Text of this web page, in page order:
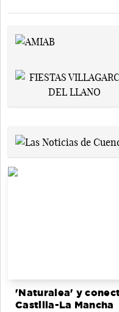
'Naturalea' y
Castilla-La Mancha